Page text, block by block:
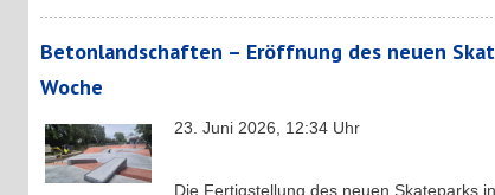
Betonlandschaften – Eröffnung des neuen
Woche
23. Juni 2026, 12:34 Uhr
Die Fertigstellung des neuen Skateparks